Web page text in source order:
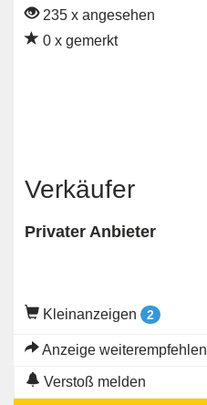
235 x angesehen
0 x gemerkt
Verkäufer
Privater Anbieter
Kleinanzeigen 2
Anzeige weiterempfehlen
Verstoß melden